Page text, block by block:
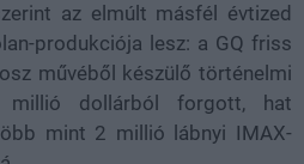
az elmúlt másfél évtized
produkciója lesz: a GQ friss
művéből készülő történelmi
millió dollárból forgott, hat
mint 2 millió lábnyi IMAX-